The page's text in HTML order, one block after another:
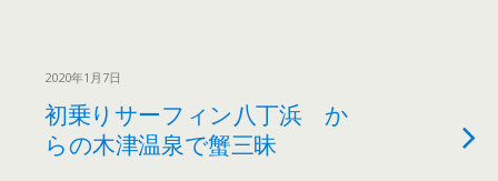
2020年1月7日
初乗りサーフィン八丁浜 か
らの木津温泉で蟹三昧